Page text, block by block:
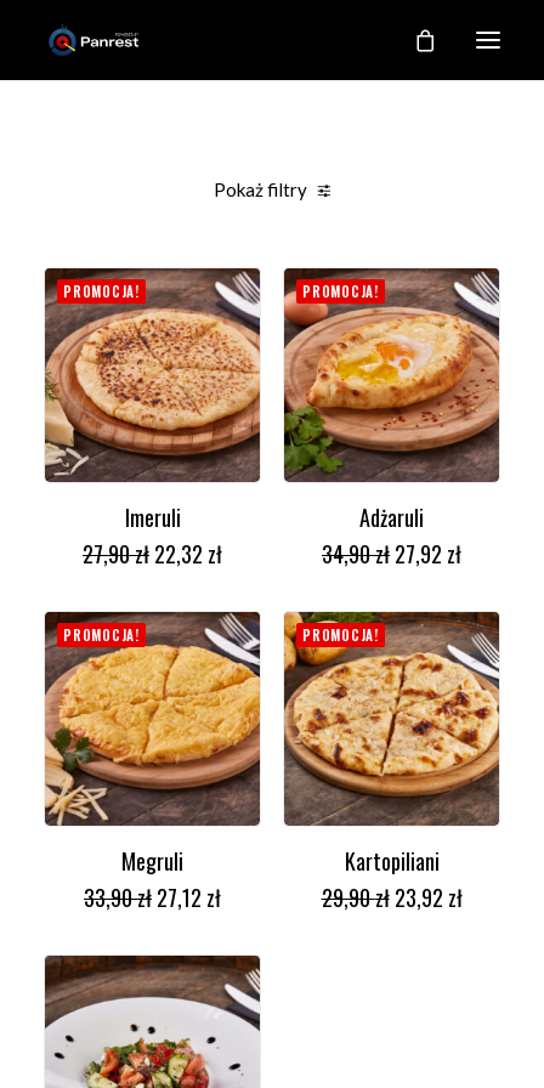
KONTAKT
MOJE KONTO
REJESTRACJA
Pokaż filtry
PROMOCJA!
DODAJ DO KOSZYKA
Imeruli
27,90zł22,32 zł
PROMOCJA!
DODAJ DO KOSZYKA
Adżaruli
34,90zł27,92 zł
PROMOCJA!
DODAJ DO KOSZYKA
Megruli
33,90zł27,12 zł
PROMOCJA!
DODAJ DO KOSZYKA
Kartopiliani
29,90zł 23,92 zł